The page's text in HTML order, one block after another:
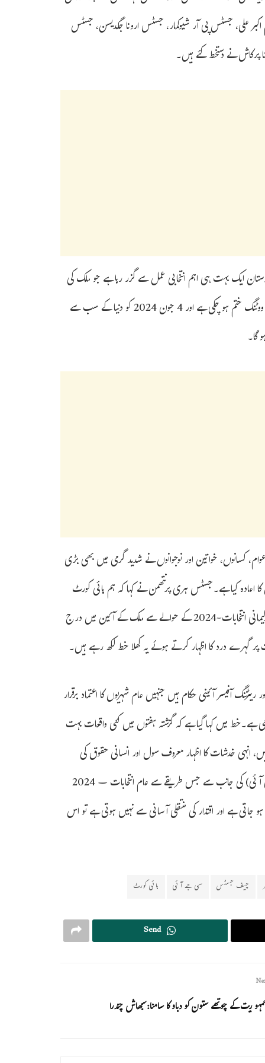
جسٹس پی آر شیوکمار، جسٹس ارونا جگدیسن، جسٹس
نے دستخط کئے ہیں۔
ایک بہت ہی اہم انتخابی عمل سے گزر رہا ہے جو ملک کی
جمہوریت کے مستقبل اور آئین کے وجود کا تعین کر سکتا ہے۔انہوں نے کہا کہ ووٹنگ ختم ہو چکی ہے اور 4 جون 2024 کو دنیا کے سب سے
خواتین اور نوجوانوں نے شدید گرمی میں بھی بڑی
اعادہ کیا ہے۔جسٹس ہری پرنتھمن نے کہا کہ ہم ہائی کورٹ
کے سابق ججز جن کا کسی سیاسی جماعت سے کوئی تعلق نہیں ہے لیکن وہ پارلیمانی انتخابات-2024 کے حوالے سے ملک کے آئین میں درج
پر گہرے درد کا اظہار کرتے ہوئے یہ کھلا خط لکھ رہے ہیں۔
آفیسر آئینی حکام ہیں جنہیں عام شہریوں کا اعتماد برقرار
ہے۔خط میں کہا گیا ہے کہ گزشتہ ہفتوں میں کئی واقعات بہت
خدشات کا اظہار معروف سول اور انسانی حقوق کی
تنظیموں اور کارکنوں نے بھی کیا ہے۔انہوں نے لکھا کہ الیکشن کمیشن (ای سی آئی) کی جانب سے جس طریقے سے عام انتخابات – 2024
ہے اور اقتدار کی منتقلی آسانی سے نہیں ہوتی ہے تو اس
چیف جسٹس سی جے آئی ہائی کورٹ
Send
ریت کے چوتھے ستون کو دباو کا سامنا:سبھاش چندرا